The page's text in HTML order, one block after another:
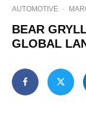
AUTOMOTIVE ·
BEAR
GLOBAL